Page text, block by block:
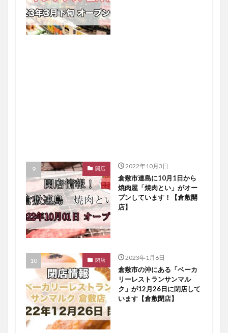
開店 2022年10月3日
倉敷市連島に10月1日から
焼肉屋「焼肉とい」がオー
プンしています！【倉敷開
店】
閉店 2023年1月6日
倉敷市の沖にある「ベーカ
リーレストランサンマル
ク」が12月26日に閉店して
います【倉敷閉店】